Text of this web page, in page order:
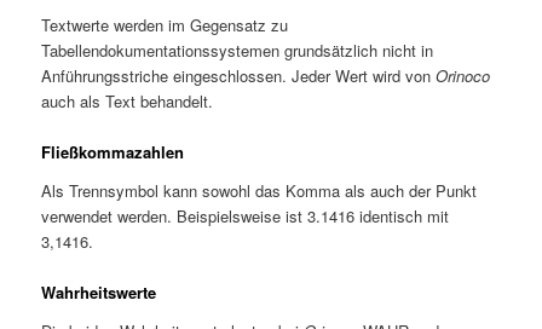
Textwerte werden im Gegensatz zu
Tabellendokumentationssystemen grundsätzlich nicht in
Anführungsstriche eingeschlossen. Jeder Wert wird vonOrinoco
auch als Text behandelt.
Fließkommazahlen
Als Trennsymbol kann sowohl das Komma als auch der Punkt
verwendet werden. Beispielsweise ist 3.1416 identisch mit
3,1416.
Wahrheitswerte